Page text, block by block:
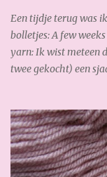
Een tijdje terug was
bolletjes: A few
yarn: Ik wist meteen
twee gekocht) een
snel bij. De volgende
zo fijn! Soon I
quickly. The next day
legde ik de laatste